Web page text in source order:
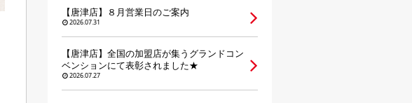
【唐津店】８月営業日のご案内
2026.07.31
【唐津店】全国の加盟店が集うグランドコン
ベンションにて表彰されました★
2026.07.27